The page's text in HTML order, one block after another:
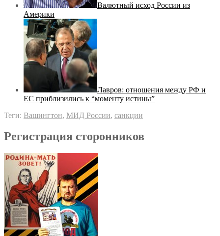
Валютный исход России из
Америки
Лавров: отношения между РФ и
ЕС приблизились к “моменту истины”
Теги: Вашингтон, МИД России, санкции
Регистрация сторонников